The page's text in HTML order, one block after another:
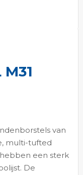
van
multi-tufted
een sterk
De